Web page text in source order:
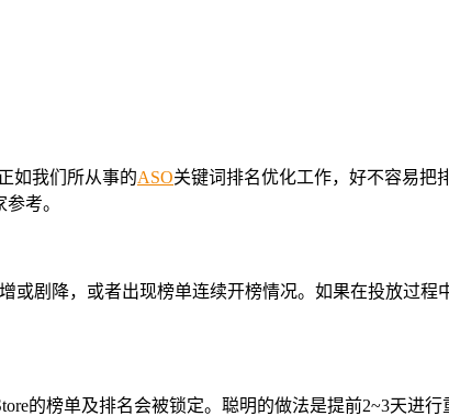
如我们所从事的ASO关键词排名优化工作，好不容易把
考。
剧降，或者出现榜单连续开榜情况。如果在投放过
的榜单及排名会被锁定。聪明的做法是提前2~3天进